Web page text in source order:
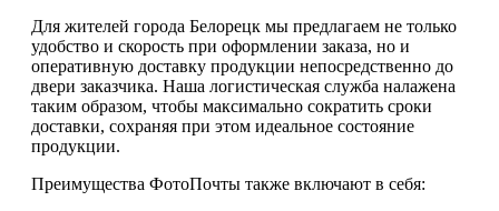
Для жителей города Белорецк мы предлагаем не только
удобство и скорость при оформлении заказа, но и
оперативную доставку продукции непосредственно до
двери заказчика. Наша логистическая служба налажена
таким образом, чтобы максимально сократить сроки
доставки, сохраняя при этом идеальное состояние
продукции.
Преимущества ФотоПочты также включают в себя: